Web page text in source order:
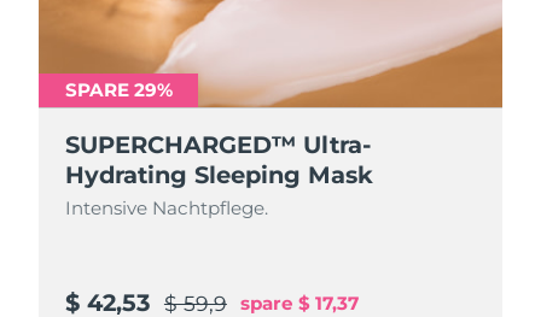
SPARE 29%
SUPERCHARGED™ Ultra-
Hydrating Sleeping Mask
Intensive Nachtpflege.
$ 42,53 $ 59,9 spare $ 17,37